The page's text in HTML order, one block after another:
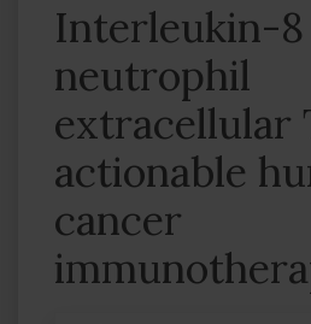
Interleukin-8
neutrophil
extracellular
actionable
cancer